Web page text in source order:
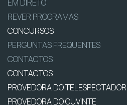
EM DIRETO
REVER PROGRAMAS
CONCURSOS
PERGUNTAS FREQUENTES
CONTACTOS
CONTACTOS
PROVEDORA DO TELESPECTADOR
PROVEDORA DO OUVINTE